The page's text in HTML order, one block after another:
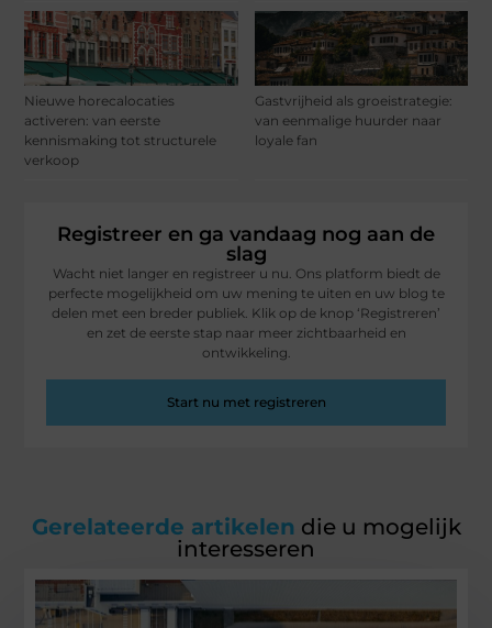
Nieuwe horecalocaties
activeren: van eerste
kennismaking tot structurele
verkoop
Gastvrijheid als groeistrategie:
van eenmalige huurder naar
loyale fan
Registreer en ga vandaag nog aan de
slag
Wacht niet langer en registreer u nu. Ons platform biedt de
perfecte mogelijkheid om uw mening te uiten en uw blog te
delen met een breder publiek. Klik op de knop ‘Registreren’
en zet de eerste stap naar meer zichtbaarheid en
ontwikkeling.
Start nu met registreren
Gerelateerde artikelen die u mogelijk
interesseren